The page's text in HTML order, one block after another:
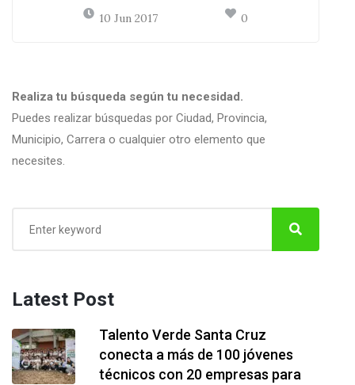
10 Jun 2017 0
Realiza tu búsqueda según tu necesidad.
Puedes realizar búsquedas por Ciudad, Provincia,
Municipio, Carrera o cualquier otro elemento que
necesites.
Latest Post
Talento Verde Santa Cruz
conecta a más de 100 jóvenes
técnicos con 20 empresas para